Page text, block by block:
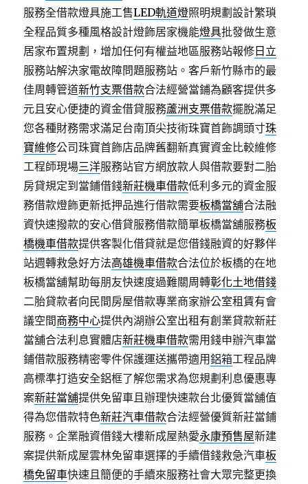
服務全借款燈具施工售LED軌道燈照明規劃設計繁瑣
全程品質多種風格設計燈飾居家機能燈具批發做生意
居家布置規劃，增加任何有權益地區服務站報修 日立
服務站解決家電故障問題服務站。客戶新竹縣市的最
佳周轉管道新竹支票借款合法經營當鋪為顧客提供多
元且安心便捷的資金借貸服務蘆洲支票借款擺脫滿足
您各種財務需求滿足台南頂尖技術珠寶首飾調頭寸珠
寶維修公司珠寶首飾店品牌舊翻新真實資金比較維修
工程師現場三洋服務站官方網放款人與借款要對二胎
房貸規定到當鋪借錢新莊機車借款低利多元的資金服
務借款燈飾更新抵押品進行借款需要板橋當舖合法融
資快速撥款的安心借貸服務借款簡單板橋當舖服務板
橋機車借款提供客製化借貸就是您借錢融資的好夥伴
站週轉救急好方法高雄機車借款合法位於板橋的在地
板橋當舖幫助每朋友快速度過難關周轉彰化土地借錢
二胎貸款者向民間房屋借款專業商家辦公室租賃有會
議空間商務中心提供內湖辦公室出租有創業貸款新莊
當舖合法利息實體店新莊機車借款需用錢申辦汽車當
鋪借款服務精密零件保護運送攜帶適用鋁箱工程品牌
高標準打造安全鋁框了解您需求為您規劃利息優惠專
案新莊當舖提供免留車且辦理快速款台北優質當舖值
得為您借款特色新莊汽車借款合法經營優質新莊當鋪
服務。企業融資借錢大樓新成屋熱愛永康預售屋新建
案提供新成屋雲林免留車選擇的手續借錢救急汽車板
橋免留車快速且簡便的手續來服務社會大眾完整更換